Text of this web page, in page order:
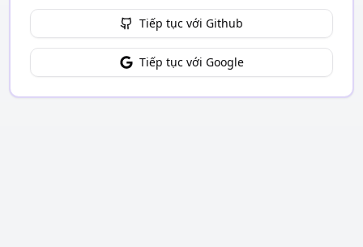
Tiếp tục với Github
Tiếp tục với Google